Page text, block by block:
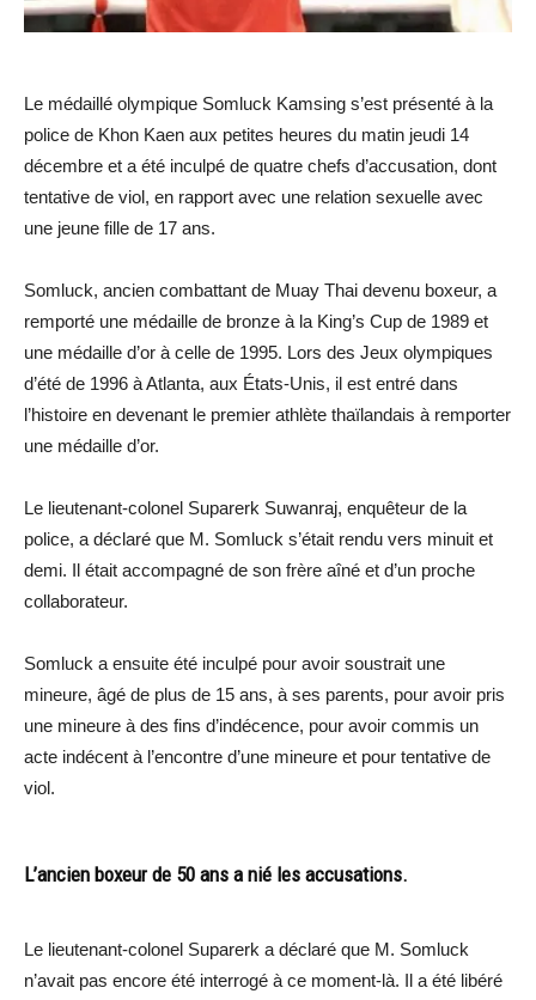
Le médaillé olympique Somluck Kamsing s’est présenté à la
police de Khon Kaen aux petites heures du matin jeudi 14
décembre et a été inculpé de quatre chefs d’accusation, dont
tentative de viol, en rapport avec une relation sexuelle avec
une jeune fille de 17 ans.
Somluck, ancien combattant de Muay Thai devenu boxeur, a
remporté une médaille de bronze à la King’s Cup de 1989 et
une médaille d’or à celle de 1995. Lors des Jeux olympiques
d’été de 1996 à Atlanta, aux États-Unis, il est entré dans
l’histoire en devenant le premier athlète thaïlandais à remporter
une médaille d’or.
Le lieutenant-colonel Suparerk Suwanraj, enquêteur de la
police, a déclaré que M. Somluck s’était rendu vers minuit et
demi. Il était accompagné de son frère aîné et d’un proche
collaborateur.
Somluck a ensuite été inculpé pour avoir soustrait une
mineure, âgé de plus de 15 ans, à ses parents, pour avoir pris
une mineure à des fins d’indécence, pour avoir commis un
acte indécent à l’encontre d’une mineure et pour tentative de
viol.
L’ancien boxeur de 50 ans a nié les accusations.
Le lieutenant-colonel Suparerk a déclaré que M. Somluck
n’avait pas encore été interrogé à ce moment-là. Il a été libéré